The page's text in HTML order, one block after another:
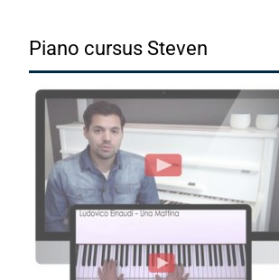
Piano cursus Steven